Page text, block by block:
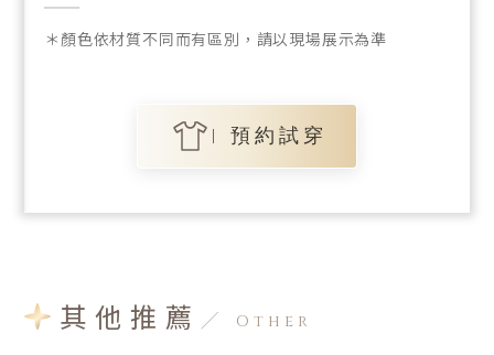
＊顏色依材質不同而有區別，請以現場展示為準
預約試穿
其他推薦 Other